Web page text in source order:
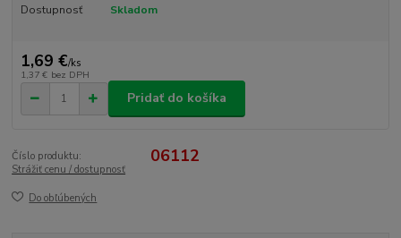
Dostupnosť Skladom
1,69 €/ks
1,37 € bez DPH
Pridať do košíka
Číslo produktu: 06112
Strážiť cenu / dostupnosť
Do obľúbených